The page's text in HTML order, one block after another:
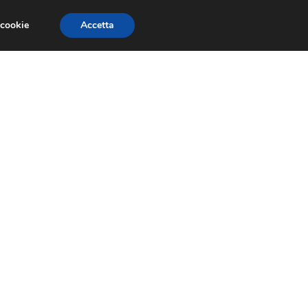
EVENTI E FIERE
Accetta